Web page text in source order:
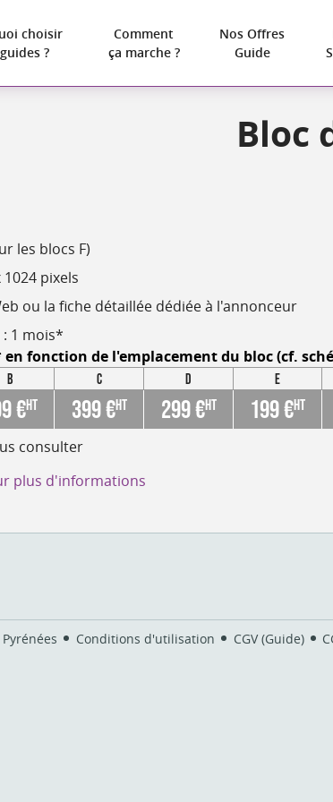
choisir
?
Comment
ça marche ?
Nos Offres
Guide
Bloc
les blocs F)
pixels
ou la fiche détaillée dédiée à l'annonceur
1 mois*
fonction de l'emplacement du bloc (cf.
B C
€HT 399 €HT
D E
299 €HT 199 €HT
consulter
plus d'informations
Conditions d'utilisation CGV (Guide)